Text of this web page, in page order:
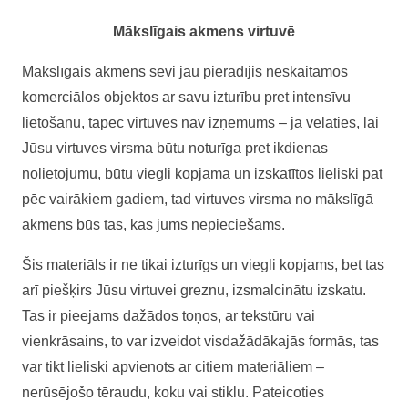
Mākslīgais akmens virtuvē
Mākslīgais akmens sevi jau pierādījis neskaitāmos
komerciālos objektos ar savu izturību pret intensīvu
lietošanu, tāpēc virtuves nav izņēmums – ja vēlaties, lai
Jūsu virtuves virsma būtu noturīga pret ikdienas
nolietojumu, būtu viegli kopjama un izskatītos lieliski pat
pēc vairākiem gadiem, tad virtuves virsma no mākslīgā
akmens būs tas, kas jums nepieciešams.
Šis materiāls ir ne tikai izturīgs un viegli kopjams, bet tas
arī piešķirs Jūsu virtuvei greznu, izsmalcinātu izskatu.
Tas ir pieejams dažādos toņos, ar tekstūru vai
vienkrāsains, to var izveidot visdažādākajās formās, tas
var tikt lieliski apvienots ar citiem materiāliem –
nerūsējošo tēraudu, koku vai stiklu. Pateicoties